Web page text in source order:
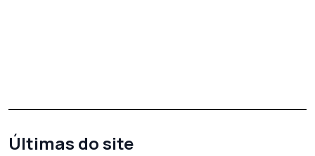
Últimas do site